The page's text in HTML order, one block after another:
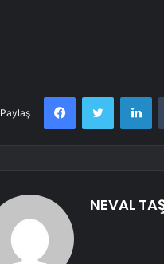
Paylaş
FacebookTwitter
NEVAL